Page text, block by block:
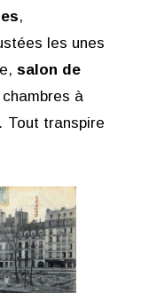
,
les unes
salon de
à
Tout transpire